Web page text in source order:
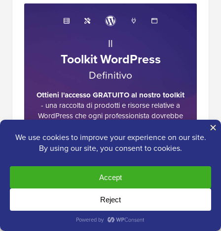
Il
Toolkit WordPress
Definitivo
Ottieni l'accesso GRATUITO al nostro toolkit
- una raccolta di prodotti e risorse relative a
WordPress che ogni professionista dovrebbe
Scarica ora
8 Commenti